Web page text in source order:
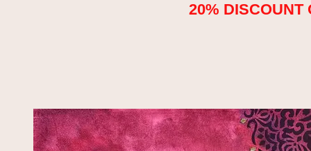
20% DISCOUNT